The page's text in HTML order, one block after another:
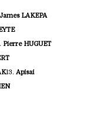
James LAKEPA
Pierre HUGUET
13. Apisai